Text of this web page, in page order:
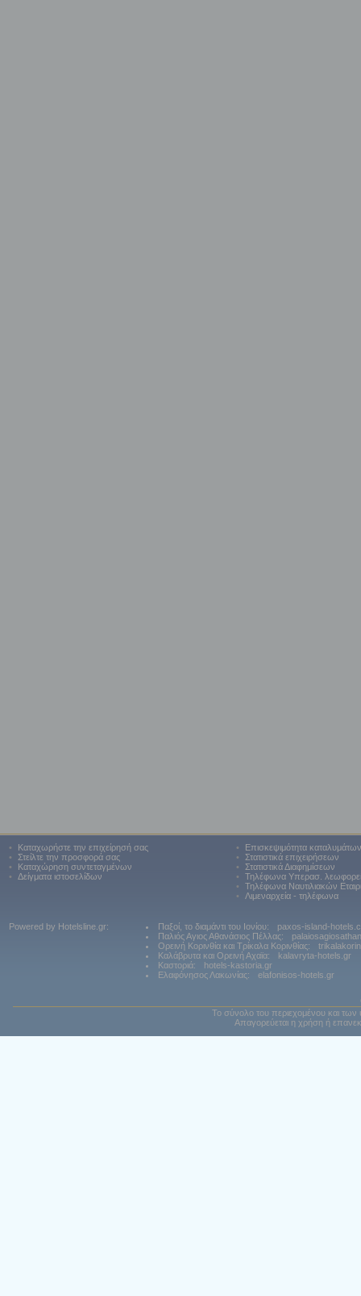
•
Καταχωρήστε την επιχείρησή σας
•
Στείλτε την προσφορά σας
•
Καταχώρηση συντεταγμένων
•
Δείγματα ιστοσελίδων
•
Επισκεψιμότητα καταλυμάτων
•
Στατιστικά επιχειρήσεων
•
Στατιστικά Διαφημίσεων
•
Τηλέφωνα Υπερασ.
•
Τηλέφωνα Ναυτιλιακών
•
Λιμεναρχεία - τηλέφωνα
Powered by Hotelsline.gr: Παξοί, το διαμάντι του Ιονίου:
paxos-island-
Παλιός Αγιος Αθανάσιος Πέλλας:
Ορεινή Κορινθία και Τρίκαλα Κορινθίας:
Καλάβρυτα και Ορεινή Αχαϊα:
kalavryta-hotels.gr
Καστοριά:
hotels-kastoria.gr
Ελαφόνησος Λακωνίας:
elafonisos-hotels.gr
Το σύνολο του περιεχομένου και των
Απαγορεύεται η χρήση ή